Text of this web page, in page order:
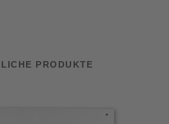
PRODUKTE